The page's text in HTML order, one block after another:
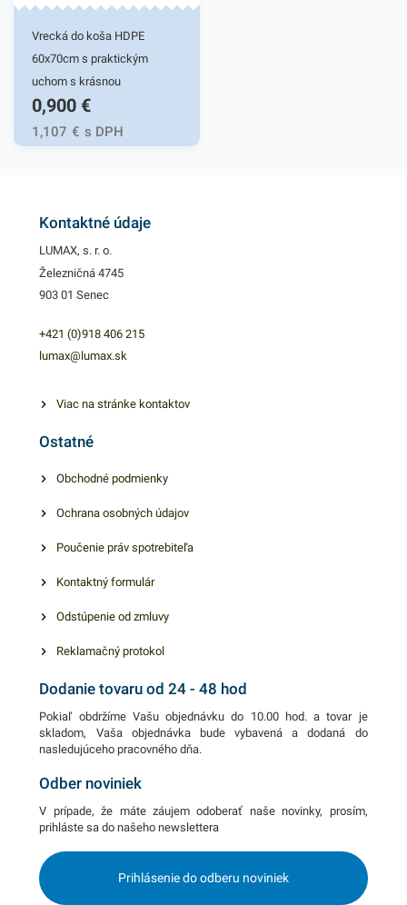
Vrecká do koša HDPE
60x70cm s praktickým
uchom s krásnou
levanduľovou vôňou.
Štandardné mikroténové
vrecká do koša, bez
plastovej nádoby pred
bezkontaktnú manipuláciu s
kanceláriách, obchodoch,
prevádzkach a pod. Balené v
Objem: 60l Hrúbka: 16 µm
0,900 €
1,107 € s DPH
Kontaktné údaje
LUMAX, s. r. o.
Železničná 4745
903 01 Senec
+421 (0)918 406 215
lumax@lumax.sk
Viac na stránke kontaktov
Ostatné
Obchodné podmienky
Ochrana osobných údajov
Poučenie práv spotrebiteľa
Kontaktný formulár
Odstúpenie od zmluvy
Reklamačný protokol
Dodanie tovaru od 24 - 48 hod
Pokiaľ obdržíme Vašu objednávku do 10.00 hod. a tovar je
skladom, Vaša objednávka bude vybavená a dodaná do
nasledujúceho pracovného dňa.
Odber noviniek
V prípade, že máte záujem odoberať naše novinky, prosím,
prihláste sa do našeho newslettera
Prihlásenie do odberu noviniek